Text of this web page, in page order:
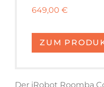
649,00 €
ZUM
Der iRobot Roomba